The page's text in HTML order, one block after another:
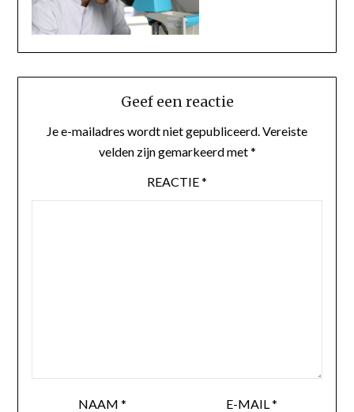
Geef een reactie
Je e-mailadres wordt niet gepubliceerd. Vereiste
velden zijn gemarkeerd met*
REACTIE*
NAAM* E-MAIL *